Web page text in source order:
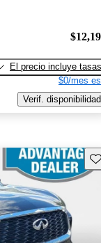
El precio incluye tasas
$0/mes
Verif. disponibilidad